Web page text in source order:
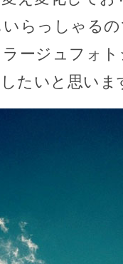
らっしゃる
ージュフォ
たいと思いま